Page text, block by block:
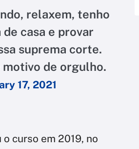
relaxem, tenho
casa e provar
suprema corte.
de orgulho.
17, 2021
curso em 2019, no